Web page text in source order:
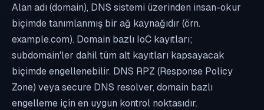
Alan adı (domain), DNS sistemi üzerinden insan-okur
biçimde tanımlanmış bir ağ kaynağıdır (örn.
example.com). Domain bazlı IoC kayıtları;
subdomain'ler dahil tüm alt kayıtları kapsayacak
biçimde engellenebilir. DNS RPZ (Response Policy
Zone) veya secure DNS resolver, domain bazlı
engelleme için en uygun kontrol noktasıdır.